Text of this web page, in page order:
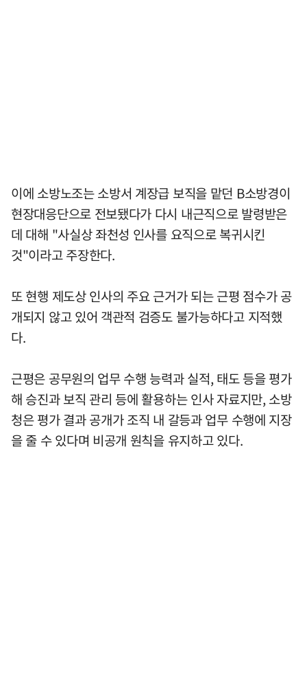
이에 소방노조는 소방서 계장급 보직을 맡던 B소방경이
현장대응단으로 전보됐다가 다시 내근직으로 발령받은
데 대해 "사실상 좌천성 인사를 요직으로 복귀시킨
것"이라고 주장한다.
또 현행 제도상 인사의 주요 근거가 되는 근평 점수가 공
개되지 않고 있어 객관적 검증도 불가능하다고 지적했
다.
근평은 공무원의 업무 수행 능력과 실적, 태도 등을 평가
해 승진과 보직 관리 등에 활용하는 인사 자료지만, 소방
청은 평가 결과 공개가 조직 내 갈등과 업무 수행에 지장
을 줄 수 있다며 비공개 원칙을 유지하고 있다.